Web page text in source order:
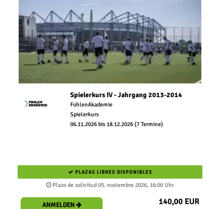
Spielerkurs IV - Jahrgang 2013-2014
FohlenAkademie
Spielerkurs
06.11.2026 bis 18.12.2026 (7 Termine)
PLAZAS LIBRES DISPONIBLES
Plazo de solicitud 05. noviembre 2026, 16:00 Uhr
ANMELDEN 140,00 EUR